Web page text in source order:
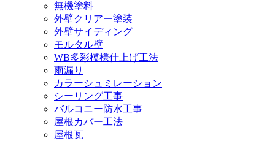
無機塗料
外壁クリアー塗装
外壁サイディング
モルタル壁
WB多彩模様仕上げ工法
雨漏り
カラーシュミレーション
シーリング工事
バルコニー防水工事
屋根カバー工法
屋根瓦